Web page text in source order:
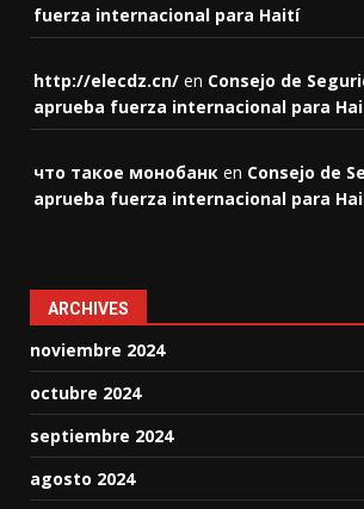
fuerza internacional para Haití
http://elecdz.cn/ en Consejo de
aprueba fuerza internacional para
что такое монобанк en Consejo de
aprueba fuerza internacional para
ARCHIVES
noviembre 2024
octubre 2024
septiembre 2024
agosto 2024